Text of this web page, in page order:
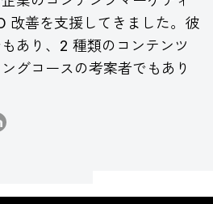
改善を支援してきました。彼
あり、2 種類のコンテンツ
グコースの考案者でもあり